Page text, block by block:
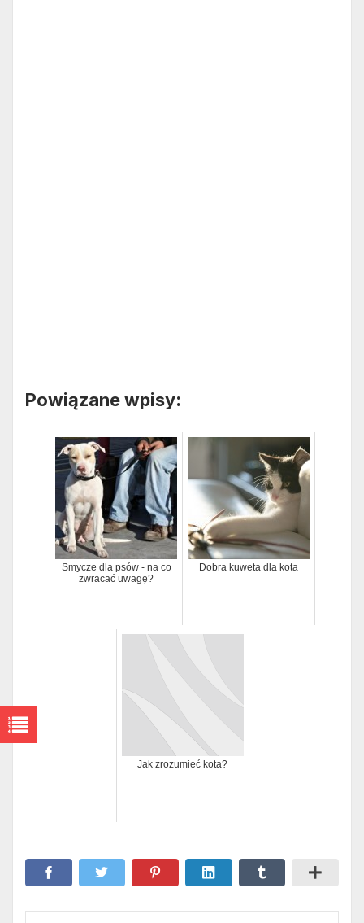
Powiązane wpisy:
Smycze dla psów - na co
zwracać uwagę?
Dobra kuweta dla kota
Jak zrozumieć kota?